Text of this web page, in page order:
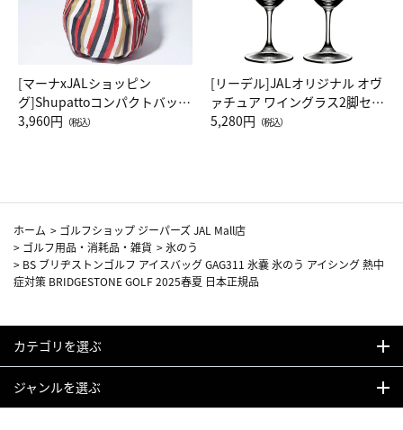
[マーナxJALショッピン
グ]Shupattoコンパクトバッグ
Drop JAL客室乗務員（LC）ス
3,960円 （税込）
[リーデル]JALオリジナル オヴ
ァチュア ワイングラス2脚セッ
ト（レッドワイン）
5,280円 （税込）
ホーム > ゴルフショップ ジーパーズ JAL Mall店
> ゴルフ用品・消耗品・雑貨 >氷のう
> BS ブリヂストンゴルフ アイスバッグ GAG311 氷嚢 氷のう アイシング 熱中
症対策 BRIDGESTONE GOLF 2025春夏 日本正規品
カテゴリを選ぶ
ジャンルを選ぶ